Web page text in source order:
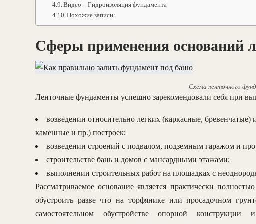
Видео – Гидроизоляция фундамента
Похожие записи:
Сферы применения оснований
Схема ленточного
Ленточные фундаменты успешно зарекомендовали себя при
возведении относительно легких (каркасные,
каменные и пр.) построек;
возведении строений с подвалом, подземным гаражом и
строительстве бань и домов с мансардными этажами;
выполнении строительных работ на площадках с
Рассматриваемое основание является практически
обустроить разве что на торфянике или просадочном
самостоятельном обустройстве опорной